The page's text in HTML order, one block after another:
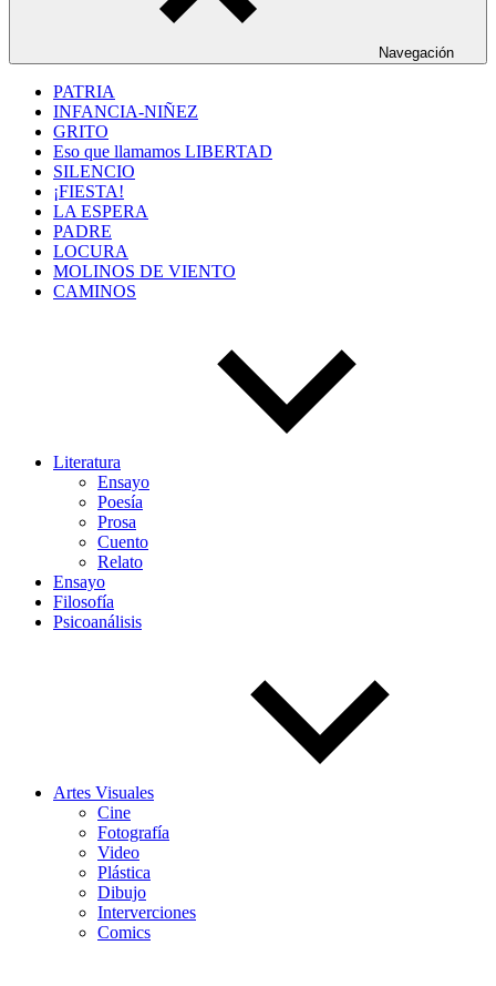
Navegación
PATRIA
INFANCIA-NIÑEZ
GRITO
Eso que llamamos LIBERTAD
SILENCIO
¡FIESTA!
LA ESPERA
PADRE
LOCURA
MOLINOS DE VIENTO
CAMINOS
Literatura
Ensayo
Poesía
Prosa
Cuento
Relato
Ensayo
Filosofía
Psicoanálisis
Artes Visuales
Cine
Fotografía
Video
Plástica
Dibujo
Interverciones
Comics